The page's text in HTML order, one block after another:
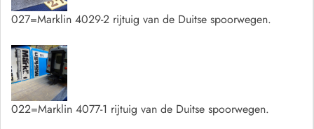
027=Marklin 4029-2 rijtuig van de Duitse spoorwegen.
022=Marklin 4077-1 rijtuig van de Duitse spoorwegen.